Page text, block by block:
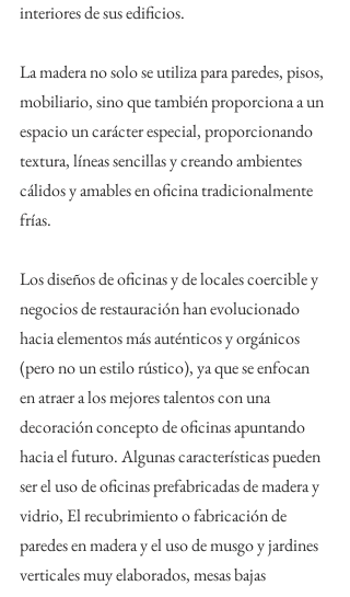
interiores de sus edificios.
La madera no solo se utiliza para paredes, pisos,
mobiliario, sino que también proporciona a un
espacio un carácter especial, proporcionando
textura, líneas sencillas y creando ambientes
cálidos y amables en oficina tradicionalmente
frías.
Los diseños de oficinas y de locales coercible y
negocios de restauración han evolucionado
hacia elementos más auténticos y orgánicos
(pero no un estilo rústico), ya que se enfocan
en atraer a los mejores talentos con una
decoración concepto de oficinas apuntando
hacia el futuro. Algunas características pueden
ser el uso de oficinas prefabricadas de madera y
vidrio, El recubrimiento o fabricación de
paredes en madera y el uso de musgo y jardines
verticales muy elaborados, mesas bajas